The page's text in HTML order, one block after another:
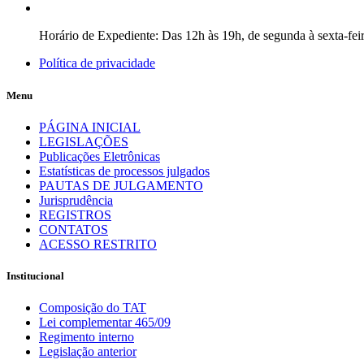
Horário de Expediente: Das 12h às 19h, de segunda à sexta-
Política de privacidade
Menu
PÁGINA INICIAL
LEGISLAÇÕES
Publicações Eletrônicas
Estatísticas de processos julgados
PAUTAS DE JULGAMENTO
Jurisprudência
REGISTROS
CONTATOS
ACESSO RESTRITO
Institucional
Composição do TAT
Lei complementar 465/09
Regimento interno
Legislação anterior